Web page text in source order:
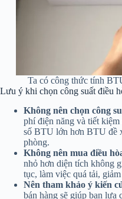
Ta có công thức tính
Lưu ý khi chọn công suất điều
Không nên chọn công
phí điện năng và tiết
số BTU lớn hơn BTU đề
phòng.
Không nên mua điều
nhỏ hơn diện tích không
tục, làm việc quá tải,
Nên tham khảo ý kiến
bán hàng sẽ giúp bạn lựa